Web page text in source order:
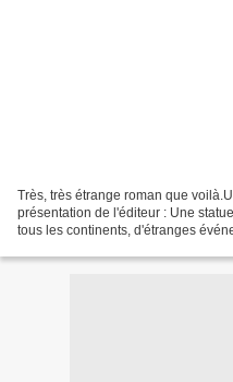
Très, très étrange roman que
présentation de l'éditeur : Une
tous les continents, d'étranges